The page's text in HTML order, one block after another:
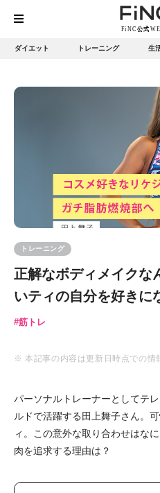
ダイエット トレーニング 生
トレーニング
正解なボディメイクな
いティの自分を好きに
筋トレ
※ 本記事の内容は更新日時点での情
パーソナルトレーナーとしてテ
ルドで活躍する田上舞子さん。
ィ。この意外な取り合わせはな
肉を追求する理由は？